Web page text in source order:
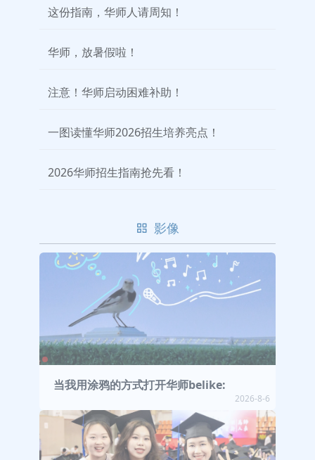
这份指南，华师人请周知！
华师，放暑假啦！
注意！华师启动困难补助！
一图读懂华师2026招生培养亮点！
2026华师招生指南抢先看！
影像
当我用涂鸦的方式打开华师belike:
2026-8-6